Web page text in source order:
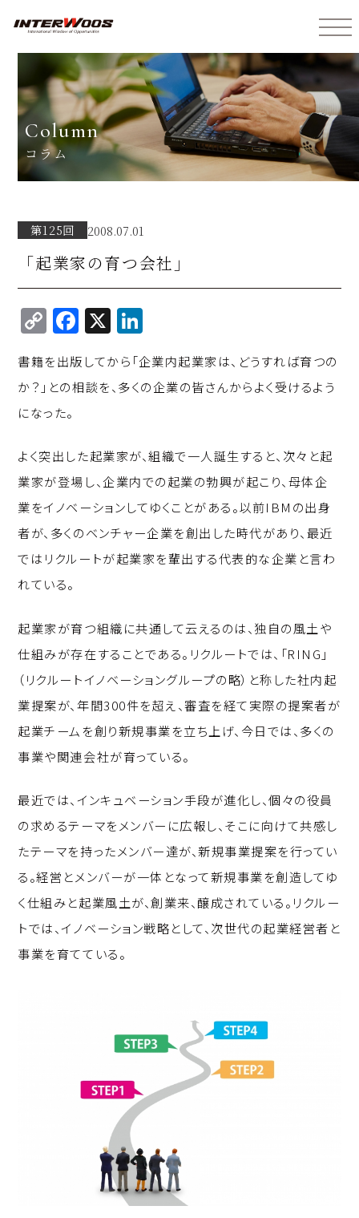
column
コラム
第125回 2008.07.01
「起業家の育つ会社」
C
o
p
y
Li
n
k
F
a
c
e
o
o
k
X
n
k
e
I
n
書籍を出版してから「企業内起業家は、どうすれば育つの
か？」との相談を、多くの企業の皆さんからよく受けるよう
になった。
よく突出した起業家が、組織で一人誕生すると、次々と起
業家が登場し、企業内での起業の勃興が起こり、母体企
業をイノベーションしてゆくことがある。以前IBMの出身
者が、多くのベンチャー企業を創出した時代があり、最近
ではリクルートが起業家を輩出する代表的な企業と言わ
れている。
起業家が育つ組織に共通して云えるのは、独自の風土や
仕組みが存在することである。リクルートでは、「RING」
（リクルートイノベーショングループの略）と称した社内起
業提案が、年間300件を超え、審査を経て実際の提案者が
起業チームを創り新規事業を立ち上げ、今日では、多くの
事業や関連会社が育っている。
最近では、インキュベーション手段が進化し、個々の役員
の求めるテーマをメンバーに広報し、そこに向けて共感し
たテーマを持ったメンバー達が、新規事業提案を行ってい
る。経営とメンバーが一体となって新規事業を創造してゆ
く仕組みと起業風土が、創業来、醸成されている。リクルー
トでは、イノベーション戦略として、次世代の起業経営者と
事業を育てている。